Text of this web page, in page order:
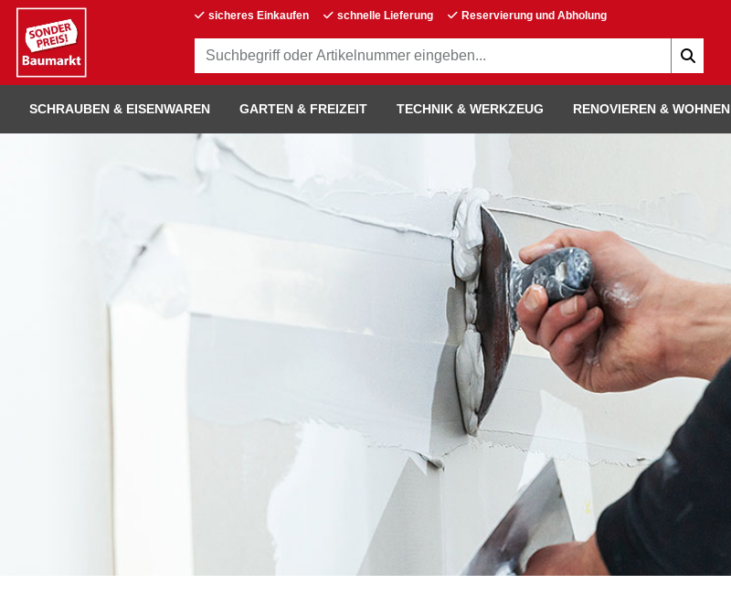
sicheres Einkaufen schnelle Lieferung Reservierung und Abholung
SCHRAUBEN & EISENWAREN GARTEN & FREIZEIT TECHNIK & WERKZEUG RENOVIEREN & WOHNEN